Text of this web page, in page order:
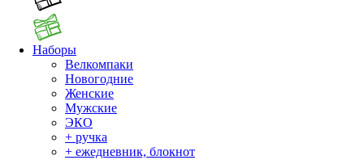
Наборы
Велкомпаки
Новогодние
Женские
Мужские
ЭКО
+ ручка
+ ежедневник, блокнот